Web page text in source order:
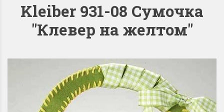
Kleiber 931-08 Сумочка
"Клевер на желтом"